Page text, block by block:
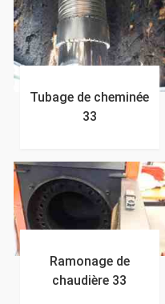
Tubage de cheminée
33
Ramonage de
chaudière 33